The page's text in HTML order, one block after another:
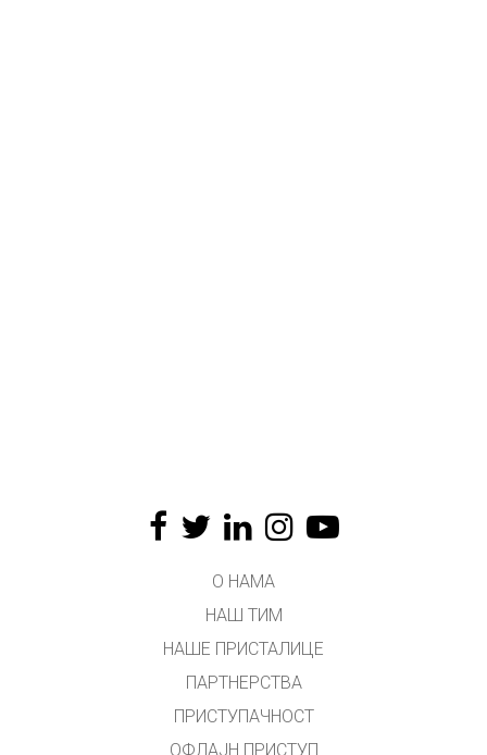
О НАМА
НАШ ТИМ
НАШЕ ПРИСТАЛИЦЕ
ПАРТНЕРСТВА
ПРИСТУПАЧНОСТ
ОФЛАЈН ПРИСТУП